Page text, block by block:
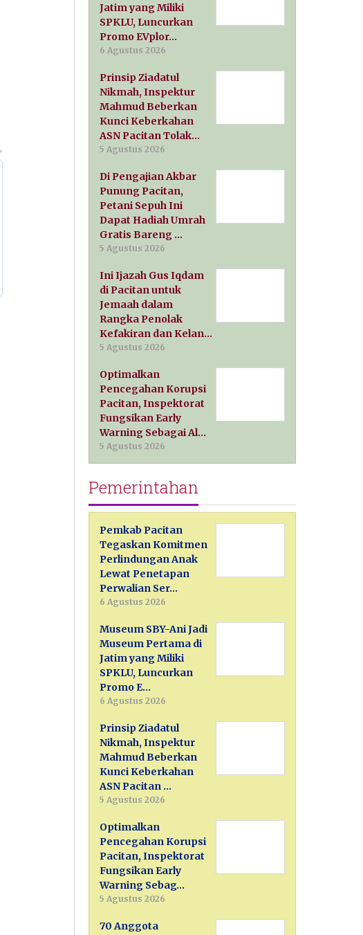
Jatim yang Miliki
SPKLU, Luncurkan
Promo EVplor…
6 Agustus 2026
Prinsip Ziadatul
Nikmah, Inspektur
Mahmud Beberkan
Kunci Keberkahan
ASN Pacitan Tolak…
5 Agustus 2026
Di Pengajian Akbar
Punung Pacitan,
Petani Sepuh Ini
Dapat Hadiah Umrah
Gratis Bareng …
5 Agustus 2026
Ini Ijazah Gus Iqdam
di Pacitan untuk
Jemaah dalam
Rangka Penolak
Kefakiran dan Kelan…
5 Agustus 2026
Optimalkan
Pencegahan Korupsi
Pacitan, Inspektorat
Fungsikan Early
Warning Sebagai Al…
5 Agustus 2026
Pemerintahan
Pemkab Pacitan
Tegaskan Komitmen
Perlindungan Anak
Lewat Penetapan
Perwalian Ser…
6 Agustus 2026
Museum SBY-Ani Jadi
Museum Pertama di
Jatim yang Miliki
SPKLU, Luncurkan
Promo E…
6 Agustus 2026
Prinsip Ziadatul
Nikmah, Inspektur
Mahmud Beberkan
Kunci Keberkahan
ASN Pacitan …
5 Agustus 2026
Optimalkan
Pencegahan Korupsi
Pacitan, Inspektorat
Fungsikan Early
Warning Sebag…
5 Agustus 2026
70 Anggota